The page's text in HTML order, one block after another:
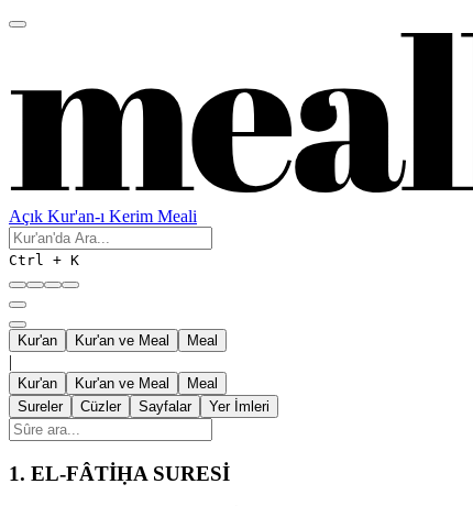
Açık Kur'an-ı Kerim Meali
Ctrl + K
Kur'an Kur'an ve Meal Meal
|
Kur'an Kur'an ve Meal
Meal
Sureler
Cüzler Sayfalar Yer İmleri
1. EL-FÂTİḤA SURESİ